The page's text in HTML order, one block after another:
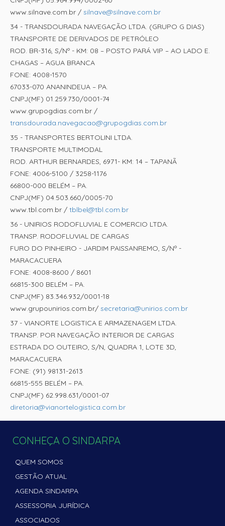
www.silnave.com.br / silnave@silnave.com.br
34 - TRANSDOURADA NAVEGAÇÃO LTDA. (GRUPO G DIAS)
TRANSPORTE DE DERIVADOS DE PETRÓLEO
ROD. BR-316, S/Nº - KM: 08 – POSTO PARÁ VIP – AO LADO E.
CHAGAS – AGUA BRANCA
FONE: 4008-1570
67033-070 ANANINDEUA – PA.
CNPJ(MF) 01.259.730/0001-74
www.grupogdias.com.br /
transdourada.navegacao@grupogdias.com.br
35 - TRANSPORTES BERTOLINI LTDA.
TRANSPORTE MULTIMODAL
ROD. ARTHUR BERNARDES, 6971- KM: 14 – TAPANÃ
FONE: 4006-5100 / 3258-1176
66800-000 BELÉM – PA.
CNPJ(MF) 04.503.660/0005-70
www.tbl.com.br / tblbel@tbl.com.br
36 - UNIRIOS RODOFLUVIAL E COMERCIO LTDA.
TRANSP. RODOFLUVIAL DE CARGAS
FURO DO PINHEIRO - JARDIM PAISSANREMO, S/Nº -
MARACACUERA
FONE: 4008-8600 / 8601
66815-300 BELÉM – PA.
CNPJ(MF) 83.346.932/0001-18
www.grupounirios.com.br/ secretaria@unirios.com.br
37 - VIANORTE LOGISTICA E ARMAZENAGEM LTDA.
TRANSP. POR NAVEGAÇÃO INTERIOR DE CARGAS
ESTRADA DO OUTEIRO, S/N, QUADRA 1, LOTE 3D,
MARACACUERA
FONE: (91) 98131-2613
66815-555 BELÉM – PA.
CNPJ(MF) 62.998.631/0001-07
diretoria@vianortelogistica.com.br
CONHEÇA O SINDARPA
QUEM SOMOS
GESTÃO ATUAL
AGENDA SINDARPA
ASSESSORIA JURÍDICA
ASSOCIADOS